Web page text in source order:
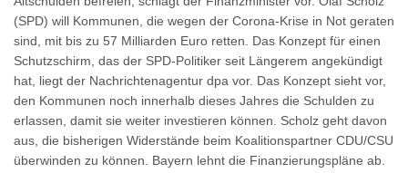
(SPD) will Kommunen, die wegen der Corona-Krise in Not geraten
sind, mit bis zu 57 Milliarden Euro retten. Das Konzept für einen
Schutzschirm, das der SPD-Politiker seit Längerem angekündigt
hat, liegt der Nachrichtenagentur dpa vor. Das Konzept sieht vor,
den Kommunen noch innerhalb dieses Jahres die Schulden zu
erlassen, damit sie weiter investieren können. Scholz geht davon
aus, die bisherigen Widerstände beim Koalitionspartner CDU/CSU
überwinden zu können. Bayern lehnt die Finanzierungspläne ab.